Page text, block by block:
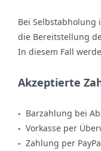
Bei
die Bereitstellung
In diesem Fall
Akzeptierte
- Barzahlung bei
- Vorkasse per
- Zahlung per